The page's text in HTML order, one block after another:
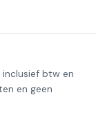
btw en
en geen